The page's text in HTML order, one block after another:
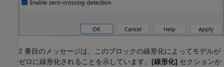
2 番目のメッセージは、このブロックの線形化によってモデルが
ゼロに線形化されることを示しています。 [線形化] セクションか